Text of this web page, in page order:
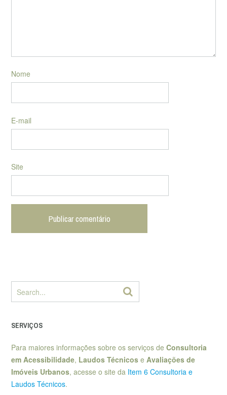
Nome
E-mail
Site
SERVIÇOS
Para maiores informações sobre os serviços de Consultoria
em Acessibilidade, Laudos Técnicos e Avaliações de
Imóveis Urbanos, acesse o site da Item 6 Consultoria e
Laudos Técnicos.